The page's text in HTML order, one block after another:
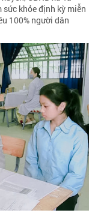
khỏe định kỳ miễn
100% người dân